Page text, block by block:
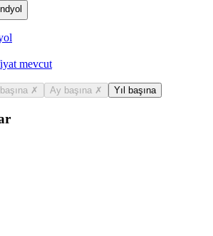
mevcut
✗ Ay başına ✗ Yıl başına